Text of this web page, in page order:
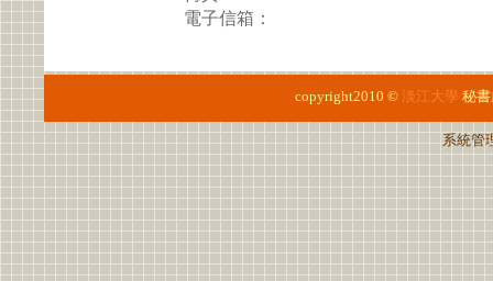
電子信箱：
copyright2010 © 淡江大學 秘
系統管